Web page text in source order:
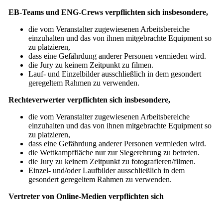
EB-Teams und ENG-Crews verpflichten sich insbesondere,
die vom Veranstalter zugewiesenen Arbeitsbereiche
einzuhalten und das von ihnen mitgebrachte Equipment so
zu platzieren,
dass eine Gefährdung anderer Personen vermieden wird.
die Jury zu keinem Zeitpunkt zu filmen.
Lauf- und Einzelbilder ausschließlich in dem gesondert
geregeltem Rahmen zu verwenden.
Rechteverwerter verpflichten sich insbesondere,
die vom Veranstalter zugewiesenen Arbeitsbereiche
einzuhalten und das von ihnen mitgebrachte Equipment so
zu platzieren,
dass eine Gefährdung anderer Personen vermieden wird.
die Wettkampffläche nur zur Siegerehrung zu betreten.
die Jury zu keinem Zeitpunkt zu fotografieren/filmen.
Einzel- und/oder Laufbilder ausschließlich in dem
gesondert geregeltem Rahmen zu verwenden.
Vertreter von Online-Medien verpflichten sich